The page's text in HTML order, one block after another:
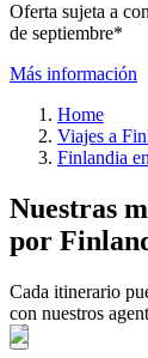
Oferta sujeta a
de septiembre*
Más información
Home
Viajes a
Finlandia
Nuestras
por
Cada itinerario
con nuestros